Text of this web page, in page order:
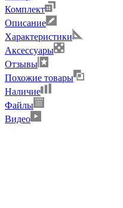
Комплект
Описание
Характеристики
Аксессуары
Отзывы
Похожие товары
Наличие
Файлы
Видео